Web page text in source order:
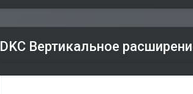
DKC Вертикальное